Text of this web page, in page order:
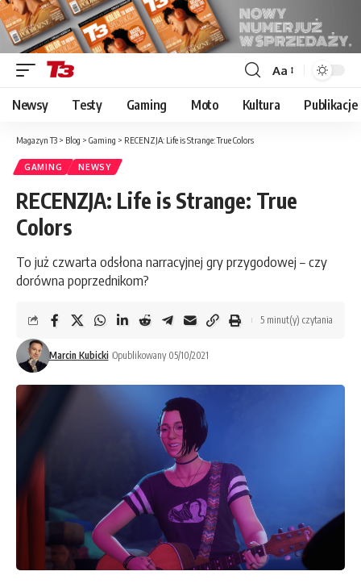
Font
Resizer
Aa
Newsy Testy Gaming Moto Kultura Publikacje
Magazyn T3 > Blog > Gaming > RECENZJA: Life is Strange: True Colors
GAMING NEWSY
RECENZJA: Life is Strange: True
Colors
To już czwarta odsłona narracyjnej gry przygodowej – czy
dorówna poprzednikom?
Marcin Kubicki Opublikowany 05/10/2021
5 minut(y) czytania